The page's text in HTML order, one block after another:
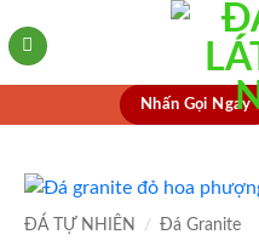
to
Nhấn Gọi Ngay
ĐÁ TỰ NHIÊN / Đá Granite